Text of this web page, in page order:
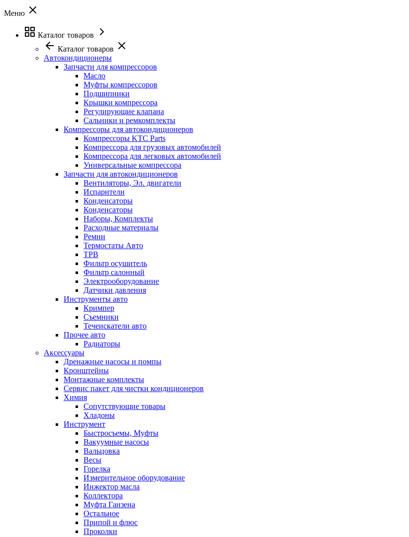
Меню
Каталог товаров
Каталог товаров
Автокондиционеры
Запчасти для компрессоров
Масло
Муфты компрессоров
Подшипники
Крышки компрессора
Регулирующие клапана
Сальники и ремкомплекты
Компрессоры для автокондиционеров
Компрессоры KTC Parts
Компрессора для грузовых автомобилей
Компрессора для легковых автомобилей
Универсальные компрессора
Запчасти для автокондиционеров
Вентиляторы, Эл. двигатели
Испарители
Конденсаторы
Конденсаторы
Наборы, Комплекты
Расходные материалы
Ремни
Термостаты Авто
ТРВ
Фильтр осушитель
Фильтр салонный
Электрооборудование
Датчики давления
Инструменты авто
Кримпер
Съемники
Течеискатели авто
Прочее авто
Радиаторы
Аксессуары
Дренажные насосы и помпы
Кронштейны
Монтажные комплекты
Сервис пакет для чистки кондиционеров
Химия
Сопутствующие товары
Хладоны
Инструмент
Быстросъемы, Муфты
Вакуумные насосы
Вальцовка
Весы
Горелка
Измерительное оборудование
Инжектор масла
Коллектора
Муфта Ганзена
Остальное
Припой и флюс
Проколки